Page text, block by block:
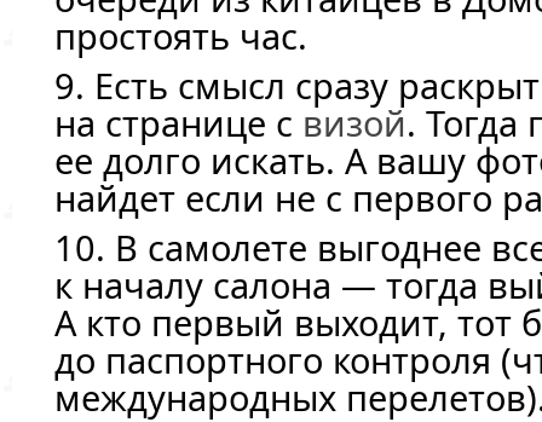
простоять час.
9. Есть смысл сразу
на странице с визой. Тогда
ее долго искать. А вашу
найдет если не с первого
10. В самолете выгоднее
к началу салона — тогда
А кто первый выходит, тот
до паспортного контроля
международных